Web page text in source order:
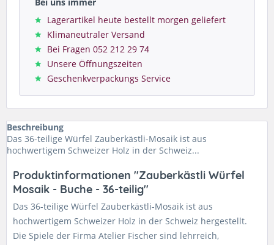
Lagerartikel heute bestellt morgen geliefert
Klimaneutraler Versand
Bei Fragen 052 212 29 74
Unsere Öffnungszeiten
Geschenkverpackungs Service
Beschreibung
Das 36-teilige Würfel Zauberkästli-Mosaik ist aus
hochwertigem Schweizer Holz in der Schweiz...
Produktinformationen "Zauberkästli Würfel
Mosaik - Buche - 36-teilig"
Das 36-teilige Würfel Zauberkästli-Mosaik ist aus
hochwertigem Schweizer Holz in der Schweiz hergestellt.
Die Spiele der Firma Atelier Fischer sind lehrreich,